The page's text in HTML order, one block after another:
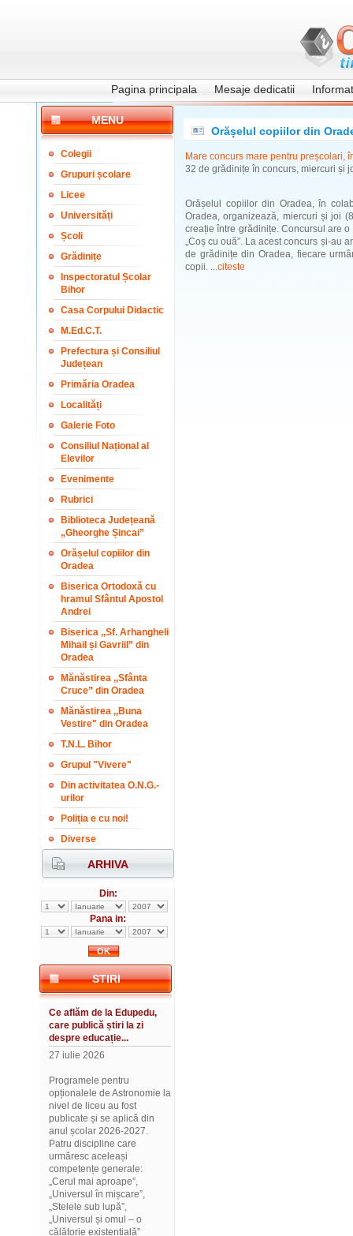
Pagina principala Mesaje dedicatii
MENU
Colegii
Grupuri școlare
Licee
Universități
Școli
Grădinițe
Inspectoratul Școlar
Bihor
Casa Corpului Didactic
M.Ed.C.T.
Prefectura și Consiliul
Județean
Primăria Oradea
Localități
Galerie Foto
Consiliul Național al
Elevilor
Evenimente
Rubrici
Biblioteca Județeană
„Gheorghe Șincai”
Orășelul copiilor din
Oradea
Biserica Ortodoxă cu
hramul Sfântul Apostol
Andrei
Biserica ,,Sf. Arhangheli
Mihail și Gavriil” din
Oradea
Mănăstirea ,,Sfânta
Cruce” din Oradea
Mănăstirea ,,Buna
Vestire" din Oradea
T.N.L. Bihor
Grupul "Vivere"
Din activitatea O.N.G.-
urilor
Poliția e cu noi!
Diverse
ARHIVA
Din:
Pana in:
STIRI
Ce aflăm de la Edupedu,
care publică știri la zi
despre educație...
27 iulie 2026
Programele pentru
opționalele de Astronomie la
nivel de liceu au fost
publicate și se aplică din
anul școlar 2026-2027.
Patru discipline care
urmăresc aceleași
competențe generale:
„Cerul mai aproape”,
„Universul în mișcare”,
„Stelele sub lupă”,
„Universul și omul – o
călătorie existențială”
Orășelul copiilor din
Mare concurs mare pentru preșcolari,
32 de grădinițe în concurs, miercuri și
Orășelul copiilor din Oradea, în
Oradea, organizează, miercuri și joi
creație între grădinițe. Concursul are
„Coș cu ouă”. La acest concurs și-au
de grădinițe din Oradea, fiecare
copii. ...citeste